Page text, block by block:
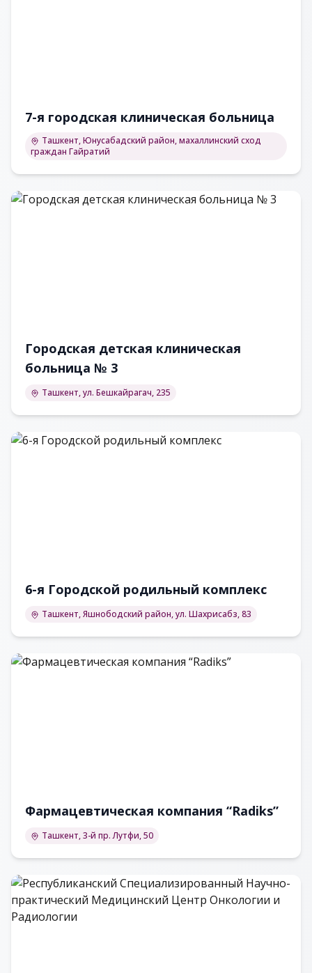
7-я городская клиническая больница
Ташкент, Юнусабадский район, махаллинский сход
граждан Гайратий
Городская детская клиническая
больница № 3
Ташкент, ул. Бешкайрагач, 235
6-я Городской родильный комплекс
Ташкент, Яшнободский район, ул. Шахрисабз, 83
Фармацевтическая компания “Radiks”
Ташкент, 3-й пр. Лутфи, 50